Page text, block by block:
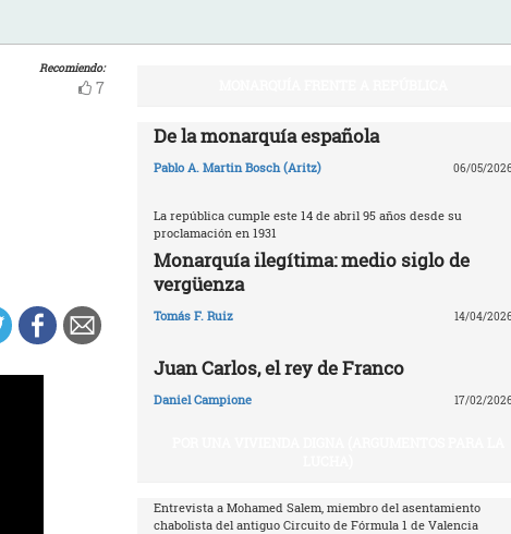
Recomiendo:
7
De la monarquía española
Pablo A. Martin Bosch (Aritz) 06/05/
La república cumple este 14 de abril 95 años desde su
proclamación en 1931
Monarquía ilegítima: medio siglo de
vergüenza
Tomás F. Ruiz 14/04/
Juan Carlos, el rey de Franco
Daniel Campione 17/02/
Entrevista a Mohamed Salem, miembro del asentamiento
chabolista del antiguo Circuito de Fórmula 1 de Valencia